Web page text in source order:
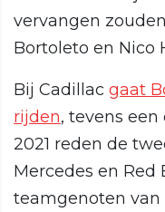
vervangen
Bortoleto en Nico
Bij Cadillac gaat
rijden, tevens
2021 reden de
Mercedes en Red
teamgenoten van